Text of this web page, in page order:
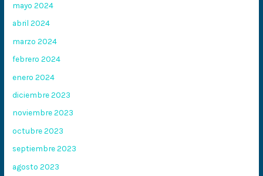
mayo 2024
abril 2024
marzo 2024
febrero 2024
enero 2024
diciembre 2023
noviembre 2023
octubre 2023
septiembre 2023
agosto 2023